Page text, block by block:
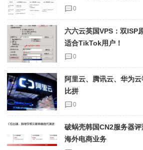
0
六六云英国VPS：双ISP
适合TikTok用户！
0
阿里云、腾讯云、华为
比拼
0
破蜗壳韩国CN2服务器
海外电商业务